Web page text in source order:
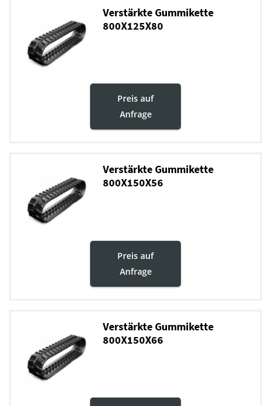
Verstärkte Gummikette
800X125X80
Preis auf
Anfrage
Verstärkte Gummikette
800X150X56
Preis auf
Anfrage
Verstärkte Gummikette
800X150X66